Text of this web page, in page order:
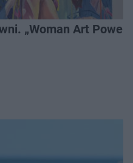
„Woman Art Power